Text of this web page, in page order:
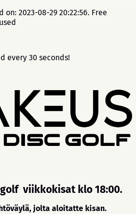
2023-08-29 20:22:56. Free
every 30 seconds!
viikkokisat klo 18:00.
jolta aloitatte kisan.